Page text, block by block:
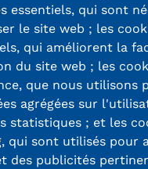
essentiels, qui sont
le site web ; les
qui améliorent la
du site web ; les
que nous utilisons
agrégées sur
statistiques ; et les
qui sont utilisés pour
des publicités